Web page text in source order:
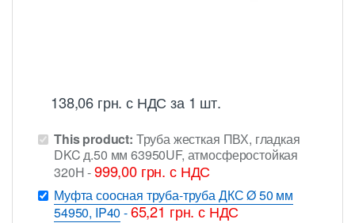
138,06 грн. с НДС за 1 шт.
This product: Труба жесткая ПВХ, гладкая
DKC д.50 мм 63950UF, атмосферостойкая
320Н-999,00 грн. с НДС
Муфта соосная труба-труба ДКС Ø 50 мм
54950, IP40 -65,21грн.с НДС